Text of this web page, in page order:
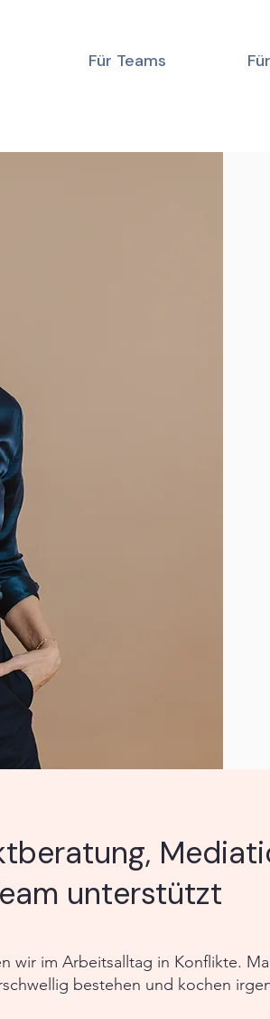
Für Teams
unterstützt
wir im Arbeitsalltag in Konflikte.
bestehen und kochen